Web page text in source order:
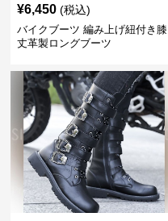
¥6,450 (税込)
バイクブーツ 編み上げ紐付き膝
丈革製ロングブーツ